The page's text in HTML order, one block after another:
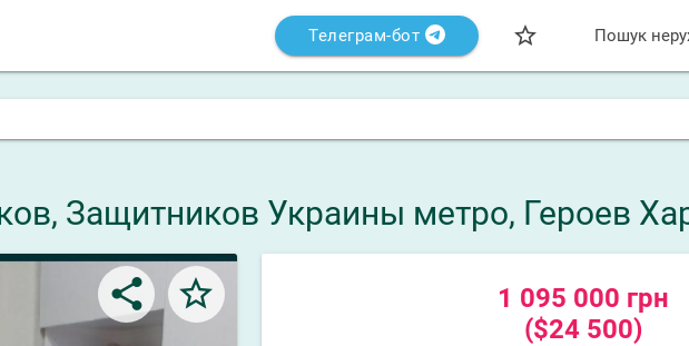
Телеграм-бот star_bordered Пошук
Защитников Украины метро, Героев
share star_border
1 095 000 грн
($24 500)